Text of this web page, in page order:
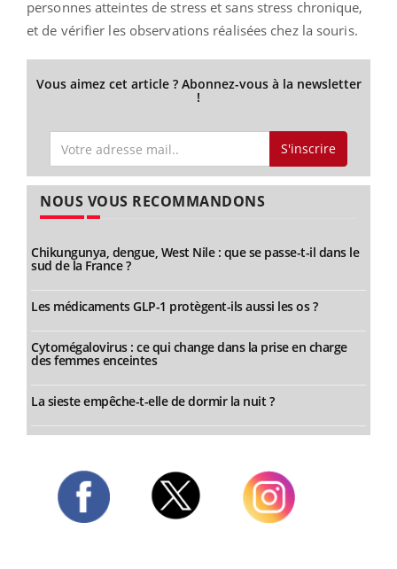
personnes atteintes de stress et sans stress chronique,
et de vérifier les observations réalisées chez la souris.
Vous aimez cet article ? Abonnez-vous à la newsletter
!
S'inscrire
NOUS VOUS RECOMMANDONS
Chikungunya, dengue, West Nile : que se passe-t-il dans le
sud de la France ?
Les médicaments GLP-1 protègent-ils aussi les os ?
Cytomégalovirus : ce qui change dans la prise en charge
des femmes enceintes
La sieste empêche-t-elle de dormir la nuit ?